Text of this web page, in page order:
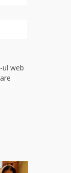
ul web